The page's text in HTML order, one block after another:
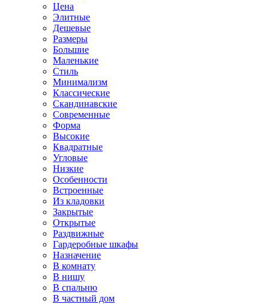
Цена
Элитные
Дешевые
Размеры
Большие
Маленькие
Стиль
Минимализм
Классические
Скандинавские
Современные
Форма
Высокие
Квадратные
Угловые
Низкие
Особенности
Встроенные
Из кладовки
Закрытые
Открытые
Раздвижные
Гардеробные шкафы
Назначение
В комнату
В нишу
В спальню
В частный дом